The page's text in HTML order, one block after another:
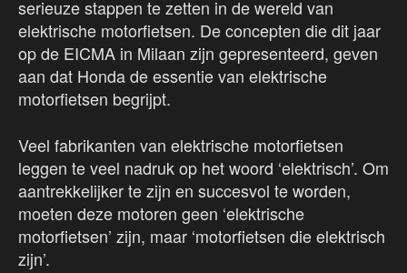
serieuze stappen te zetten in de wereld van
elektrische motorfietsen. De concepten die dit jaar
op de EICMA in Milaan zijn gepresenteerd, geven
aan dat Honda de essentie van elektrische
motorfietsen begrijpt.
Veel fabrikanten van elektrische motorfietsen
leggen te veel nadruk op het woord ‘elektrisch’. Om
aantrekkelijker te zijn en succesvol te worden,
moeten deze motoren geen ‘elektrische
motorfietsen’ zijn, maar ‘motorfietsen die elektrisch
zijn’.